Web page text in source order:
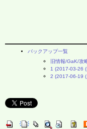
バックアップ一覧
旧情報/GaK/攻
1 (2017-03-26
2 (2017-06-19